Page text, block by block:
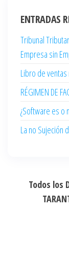
ENTRADAS
Tribunal
Empresa sin
Libro de
RÉGIMEN DE
¿Software es o
La no Sujeción
Todos los